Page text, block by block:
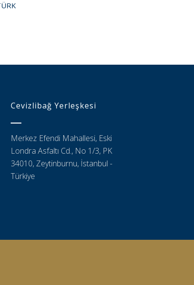
Cevizlibağ Yerleşkesi
Merkez Efendi Mahallesi, Eski
Londra Asfaltı Cd., No 1/3, PK
34010, Zeytinburnu, İstanbul -
Türkiye